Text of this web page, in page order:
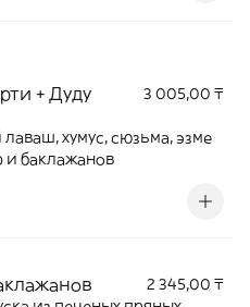
+ Дуду
3 005,00 ₸
хумус, сюзьма, эзме
и баклажанов
2 345,00 ₸